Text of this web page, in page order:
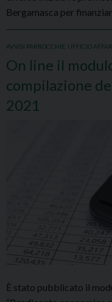
Bergamasca per
AVVISI PARROCCHIE UFFICIO
On line il
compilazione
2021
È stato pubblicato il